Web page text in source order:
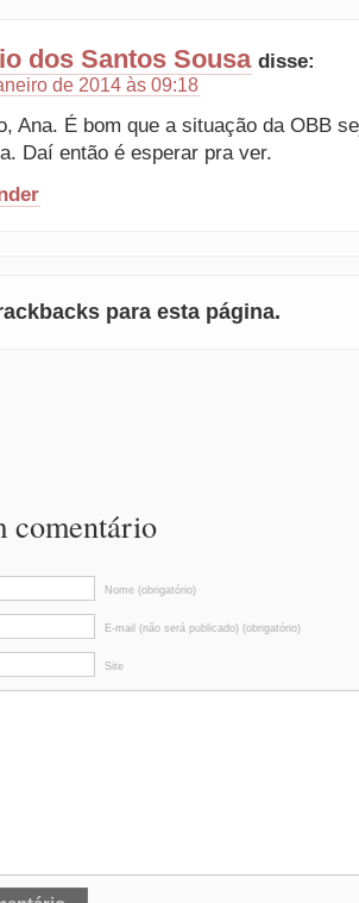
dos Santos Sousa disse:
de 2014 às 09:18
Ana. É bom que a situação da OBB
Daí então é esperar pra ver.
para esta página.
comentário
Nome (obrigatório)
E-mail (não será publicado) (obrigatório)
Site